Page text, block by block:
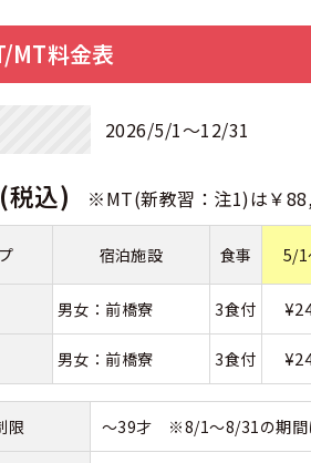
中型二
合宿免許に必
合宿免許 よく
まるわかり！
全国の運転免
特定商取引法
MT料金表
2026/5/1〜12/31
税込) ※MT(新教習：注1)は￥
宿泊施設 食事 5/1
男女：前橋寮 3食付
男女：前橋寮 3食付
限 ～39才 ※8/1～8/31の期間